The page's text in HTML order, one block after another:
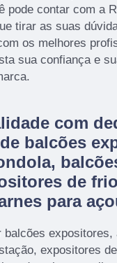
pode contar com a
tirar as suas
os melhores
sua confiança e
com
balcões
de
para
expositores,
expositores